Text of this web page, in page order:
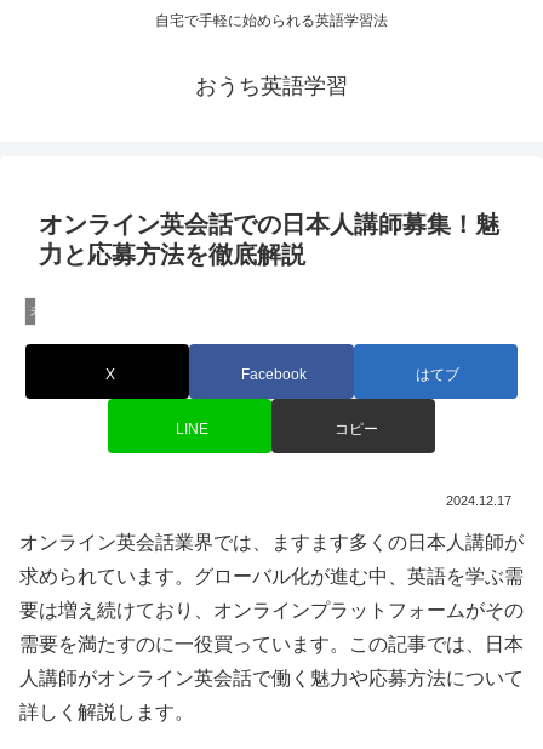
自宅で手軽に始められる英語学習法
おうち英語学習
オンライン英会話での日本人講師募集！魅
力と応募方法を徹底解説
未分類
X Facebook はてブ
LINE コピー
2024.12.17
オンライン英会話業界では、ますます多くの日本人講師が
求められています。グローバル化が進む中、英語を学ぶ需
要は増え続けており、オンラインプラットフォームがその
需要を満たすのに一役買っています。この記事では、日本
人講師がオンライン英会話で働く魅力や応募方法について
詳しく解説します。